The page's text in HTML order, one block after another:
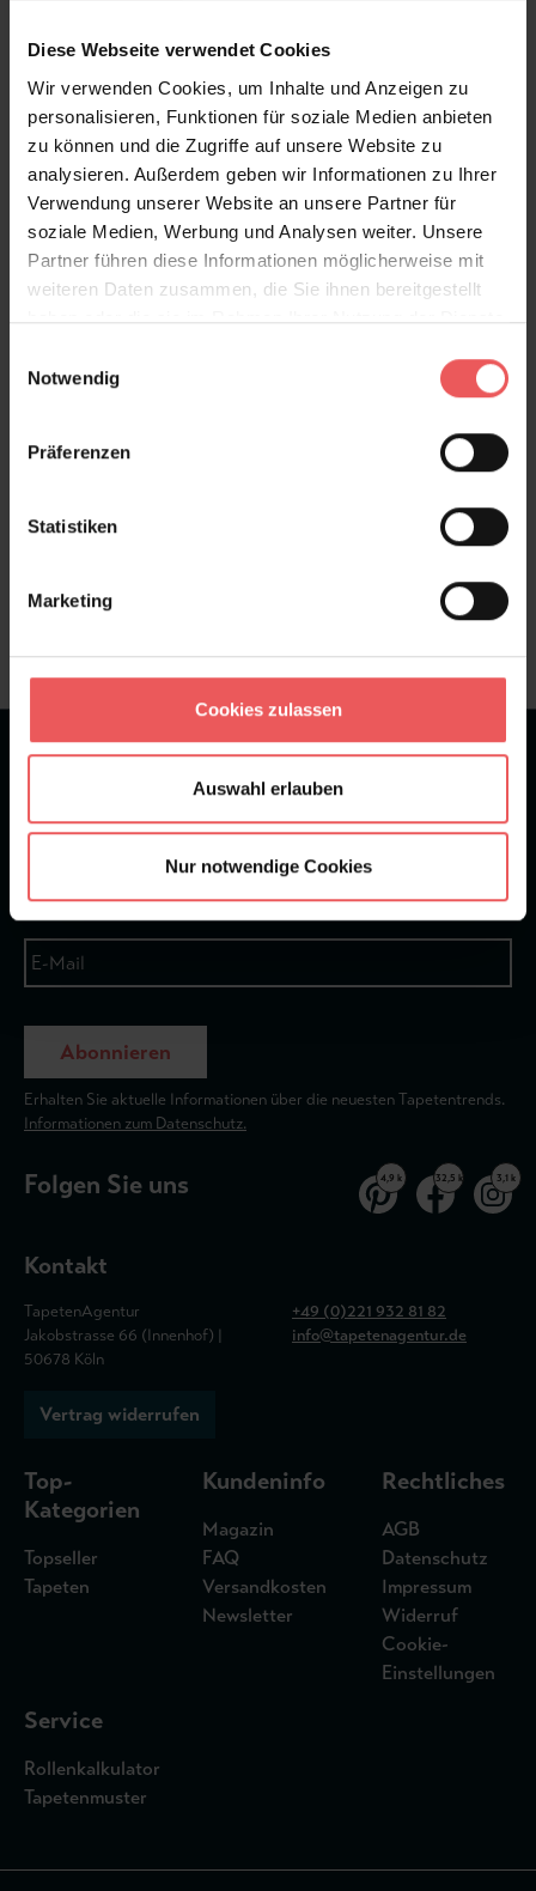
Diese Webseite verwendet Cookies
Wir verwenden Cookies, um Inhalte und Anzeigen zu
personalisieren, Funktionen für soziale Medien anbieten
zu können und die Zugriffe auf unsere Website zu
analysieren. Außerdem geben wir Informationen zu Ihrer
Verwendung unserer Website an unsere Partner für
soziale Medien, Werbung und Analysen weiter. Unsere
Partner führen diese Informationen möglicherweise mit
weiteren Daten zusammen, die Sie ihnen bereitgestellt
haben oder die sie im Rahmen Ihrer Nutzung der Dienste
Notwendig
Präferenzen
Statistiken
Marketing
Cookies zulassen
Auswahl erlauben
Nur notwendige Cookies
Design eignet sich hervorragend für das
Wohnzimmer, aber auch für ein verspielt
eingerichtetes Schlafzimmer, wo es einen charmanten
Lebensraum schafft.
Produktdetails
Versand & Zahlung
Frage stellen
★★★★★Bei 1245 Bewertungen
Newsletter
Abonnieren
Erhalten Sie aktuelle Informationen über die neuesten Tapetentrends.
Informationen zum Datenschutz.
Folgen Sie uns 4,9 k 32,5 k 3,1 k
Kontakt
TapetenAgentur
Jakobstrasse 66 (Innenhof) |
50678 Köln
+49 (0)221 932 81 82
info@tapetenagentur.de
Vertrag widerrufen
Top-
Kategorien
Topseller
Tapeten
Kundeninfo
Magazin
FAQ
Versandkosten
Newsletter
Rechtliches
AGB
Datenschutz
Impressum
Widerruf
Cookie-
Einstellungen
Service
Rollenkalkulator
Tapetenmuster